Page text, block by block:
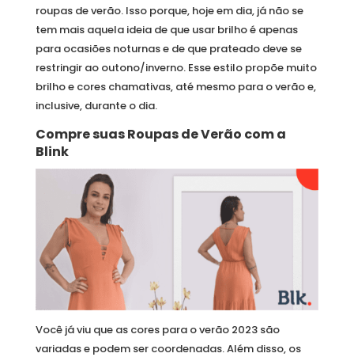
roupas de verão. Isso porque, hoje em dia, já não se
tem mais aquela ideia de que usar brilho é apenas
para ocasiões noturnas e de que prateado deve se
restringir ao outono/inverno. Esse estilo propõe muito
brilho e cores chamativas, até mesmo para o verão e,
inclusive, durante o dia.
Compre suas Roupas de Verão com a
Blink
Você já viu que as cores para o verão 2023 são
variadas e podem ser coordenadas. Além disso, os